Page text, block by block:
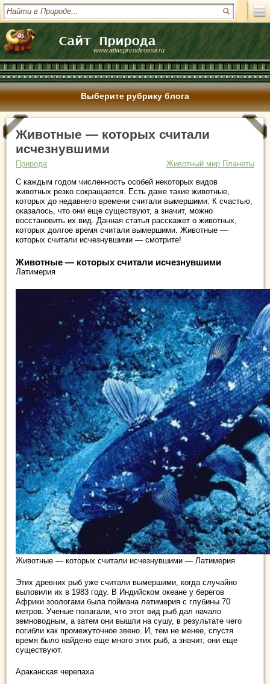
www.atlasprirodirossii.ru
Выберите рубрику блога
Животные — которых считали
исчезнувшими
Природа
Животный мир Планеты
С каждым годом численность особей некоторых видов
животных резко сокращается. Есть даже такие животные,
которых до недавнего времени считали вымершими. К счастью,
оказалось, что они еще существуют, а значит, можно
восстановить их вид. Данная статья расскажет о животных,
которых долгое время считали вымершими. Животные —
которых считали исчезнувшими — смотрите!
Животные — которых считали исчезнувшими
Латимерия
Животные — которых считали исчезнувшими — Латимерия
Этих древних рыб уже считали вымершими, когда случайно
выловили их в 1983 году. В Индийском океане у берегов
Африки зоологами была поймана латимерия с глубины 70
метров. Ученые полагали, что этот вид рыб дал начало
земноводным, а затем они вышли на сушу, в результате чего
погибли как промежуточное звено. И, тем не менее, спустя
время было найдено еще много этих рыб, а значит, они еще
существуют.
Араканская черепаха